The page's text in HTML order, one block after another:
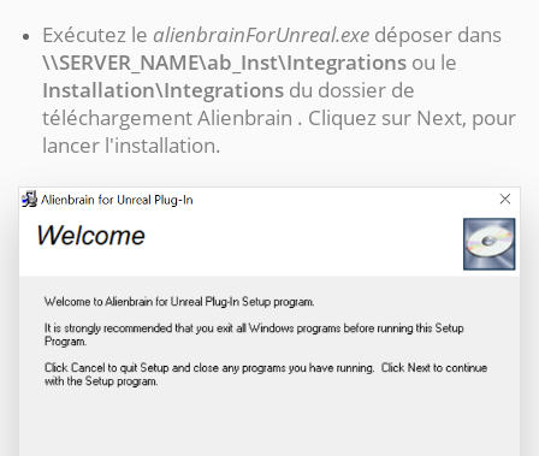
Exécutez le alienbrainForUnreal.exe déposer dans
\\SERVER_NAME\ab_Inst\Integrations ou le
Installation\Integrations du dossier de
téléchargement Alienbrain . Cliquez sur Next, pour
lancer l'installation.